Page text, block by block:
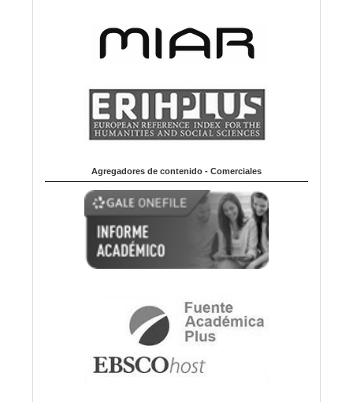
Agregadores de contenido - Comerciales